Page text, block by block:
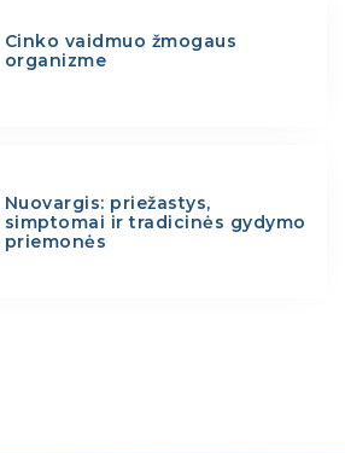
Cinko vaidmuo žmogaus
organizme
Nuovargis: priežastys,
simptomai ir tradicinės gydymo
priemonės